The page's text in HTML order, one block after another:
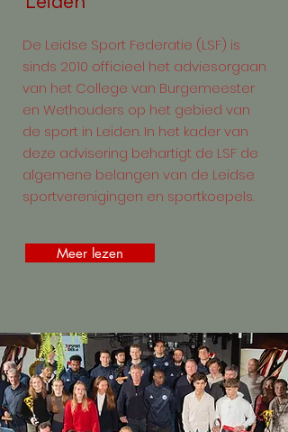
De Leidse Sport Federatie (LSF) is
sinds 2010 officieel het adviesorgaan
van het College van Burgemeester
en Wethouders op het gebied van
de sport in Leiden. In het kader van
deze advisering behartigt de LSF de
algemene belangen van de Leidse
sportverenigingen en sportkoepels.
Meer lezen